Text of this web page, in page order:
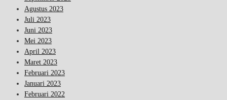
Agustus 2023
Juli 2023
Juni 2023
Mei 2023
April 2023
Maret 2023
Februari 2023
Januari 2023
Februari 2022